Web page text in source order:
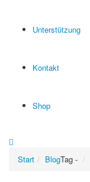
Unterstützung
Kontakt
Shop
Start BlogTag -